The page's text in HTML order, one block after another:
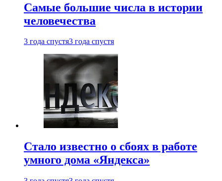
Самые большие числа в истории
человечества
3 года спустя3 года спустя
Стало известно о сбоях в работе
умного дома «Яндекса»